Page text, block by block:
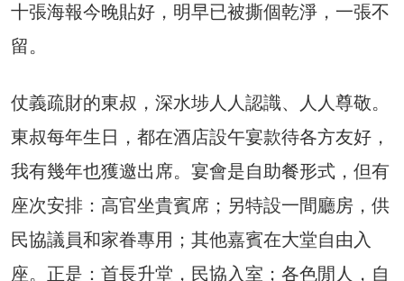
十張海報今晚貼好，明早已被撕個乾淨，一張不
留。
仗義疏財的東叔，深水埗人人認識、人人尊敬。
東叔每年生日，都在酒店設午宴款待各方友好，
我有幾年也獲邀出席。宴會是自助餐形式，但有
座次安排：高官坐貴賓席；另特設一間廳房，供
民協議員和家眷專用；其他嘉賓在大堂自由入
座。正是：首長升堂，民協入室；各色閒人，自